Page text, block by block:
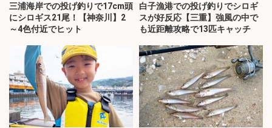
三浦海岸での投げ釣りで17cm頭
にシロギス21尾！【神奈川】2
～4色付近でヒット
白子漁港での投げ釣りでシロギ
スが好反応【三重】強風の中で
も近距離攻略で13匹キャッチ